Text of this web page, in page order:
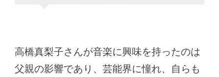
高橋真梨子さんが音楽に興味を持ったのは
父親の影響であり、芸能界に憧れ、自らも